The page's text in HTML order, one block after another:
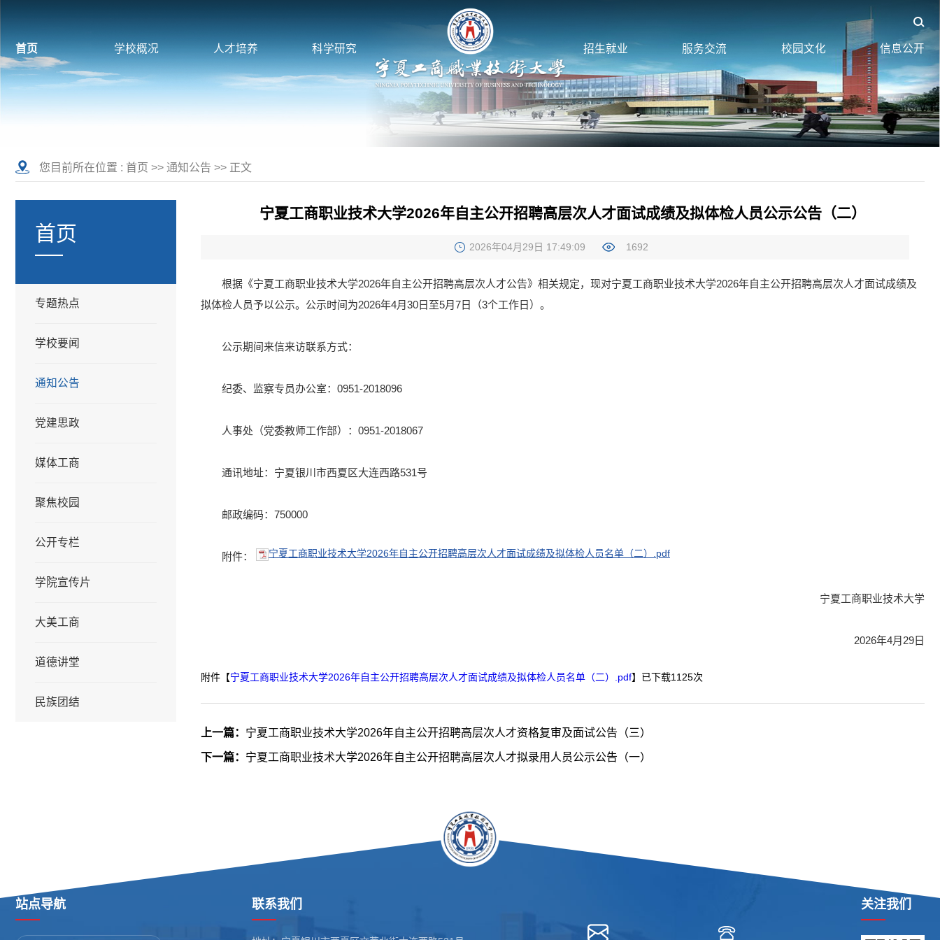
首页 学校概况 人才培养 科学研究 招生就业 服务交流 校园文化 信息公开
您目前所在位置 : 首页 >> 通知公告 >> 正文
首页
专题热点
学校要闻
通知公告
党建思政
媒体工商
聚焦校园
公开专栏
学院宣传片
大美工商
道德讲堂
民族团结
宁夏工商职业技术大学2026年自主公开招聘高层次人才面试成绩及拟体检人员公示公告（二）
2026年04月29日 17:49:09 1692
根据《宁夏工商职业技术大学2026年自主公开招聘高层次人才公告》相关规定，现对宁夏工商职业技术大学2026年自主公开招聘高层次人才面试成绩及
拟体检人员予以公示。公示时间为2026年4月30日至5月7日（3个工作日）。
公示期间来信来访联系方式：
纪委、监察专员办公室：0951-2018096
人事处（党委教师工作部）：0951-2018067
通讯地址：宁夏银川市西夏区大连西路531号
邮政编码：750000
附件： 宁夏工商职业技术大学2026年自主公开招聘高层次人才面试成绩及拟体检人员名单（二）.pdf
宁夏工商职业技术大学
2026年4月29日
附件【宁夏工商职业技术大学2026年自主公开招聘高层次人才面试成绩及拟体检人员名单（二）.pdf】已下载1125次
上一篇： 宁夏工商职业技术大学2026年自主公开招聘高层次人才资格复审及面试公告（三）
下一篇： 宁夏工商职业技术大学2026年自主公开招聘高层次人才拟录用人员公示公告（一）
站点导航 联系我们 关注我们